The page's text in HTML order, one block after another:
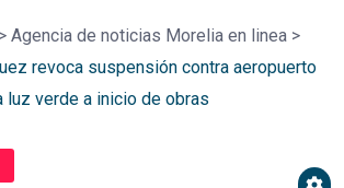
> Agencia de noticias Morelia en linea >
revoca suspensión contra aeropuerto
luz verde a inicio de obras